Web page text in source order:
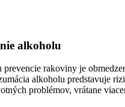
alkoholu
prevencie rakoviny je
alkoholu predstavuje
problémov, vrátane